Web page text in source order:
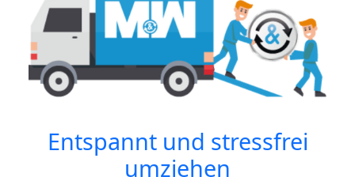
Entspannt und stressfrei
umziehen